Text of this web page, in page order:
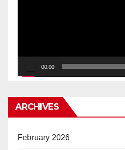
00:00
ARCHIVES
February 2026